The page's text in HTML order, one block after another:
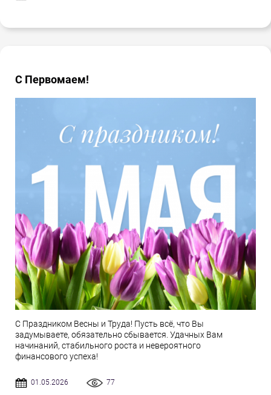
С Первомаем!
С Праздником Весны и Труда! Пусть всё, что Вы
задумываете, обязательно сбывается. Удачных Вам
начинаний, стабильного роста и невероятного
финансового успеха!
01.05.2026 77